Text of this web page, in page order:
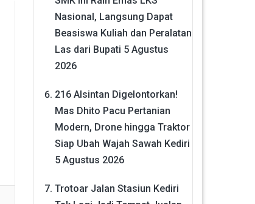
Nasional, Langsung Dapat
Beasiswa Kuliah dan Peralatan
Las dari Bupati 5 Agustus
2026
216 Alsintan Digelontorkan!
Mas Dhito Pacu Pertanian
Modern, Drone hingga Traktor
Siap Ubah Wajah Sawah Kediri
5 Agustus 2026
Trotoar Jalan Stasiun Kediri